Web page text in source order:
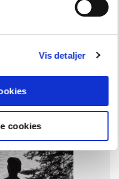
Vis detaljer
cookies